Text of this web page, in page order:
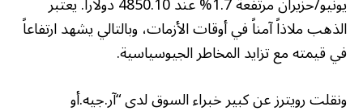
الذهب ملاذاً آمناً في أوقات الأزمات، وبالتالي يشهد ارتفاعاً
في قيمته مع تزايد المخاطر الجيوسياسية.
ونقلت رويترز عن كبير خبراء السوق لدى “آر.جيه.أو